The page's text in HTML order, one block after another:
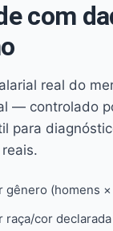
com
real do
— controlado
para
gênero (homens
raça/cor